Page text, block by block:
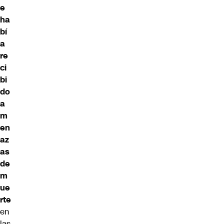
e
ha
bí
a
re
ci
bi
do
a
m
en
az
as
de
m
ue
rte
en